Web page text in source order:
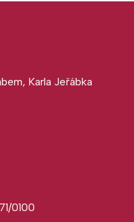
Karla Jeřábka
0100